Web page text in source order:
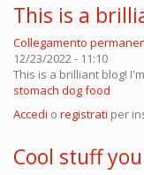
This is a
Collegamento
12/23/2022 - 11:10
This is a brilliant blog!
stomach dog food
Accedi o registrati per
Cool stuff